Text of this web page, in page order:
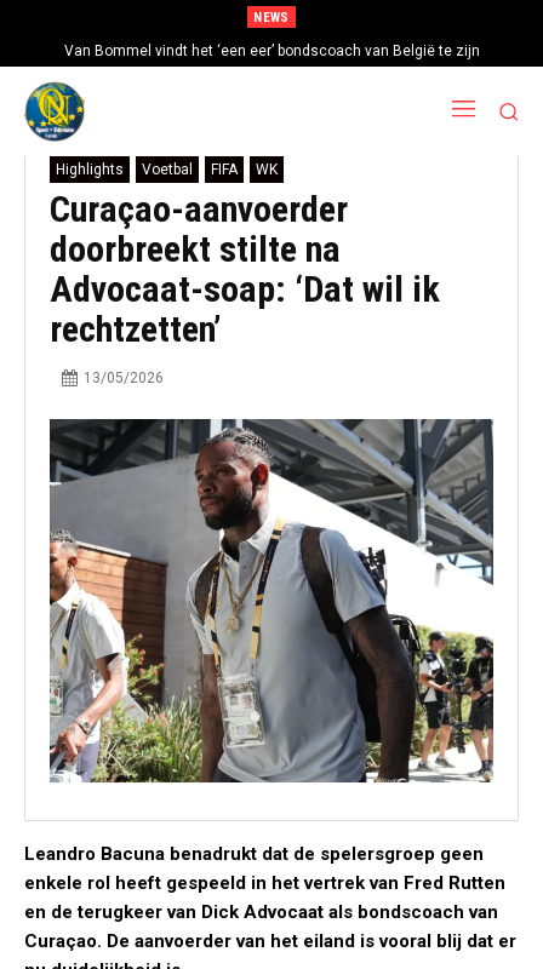
NEWS
Van Bommel vindt het ‘een eer’ bondscoach van België te zijn
Highlights Voetbal FIFA WK
Curaçao-aanvoerder
doorbreekt stilte na
Advocaat-soap: ‘Dat wil ik
rechtzetten’
13/05/2026
Leandro Bacuna benadrukt dat de spelersgroep geen
enkele rol heeft gespeeld in het vertrek van Fred Rutten
en de terugkeer van Dick Advocaat als bondscoach van
Curaçao. De aanvoerder van het eiland is vooral blij dat er